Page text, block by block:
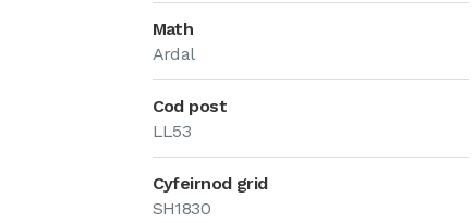
Math
Ardal
Cod post
LL53
Cyfeirnod grid
SH1830